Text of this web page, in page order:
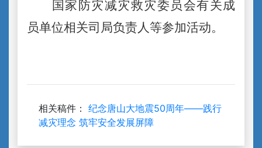
国家防灾减灾救灾委员会有关成
员单位相关司局负责人等参加活动。
相关稿件： 纪念唐山大地震50周年——践行
减灾理念 筑牢安全发展屏障